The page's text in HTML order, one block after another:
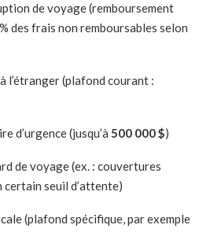
de voyage (remboursement
des frais non remboursables selon
l’étranger (plafond courant :
d’urgence (jusqu’à 500 000 $)
de voyage (ex. : couvertures
certain seuil d’attente)
(plafond spécifique, par exemple